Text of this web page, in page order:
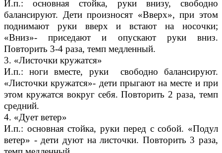
И.п.: основная стойка, руки внизу, свободно
балансируют. Дети произносят «Вверх», при этом
поднимают руки вверх и встают на носочки;
«Вниз»- приседают и опускают руки вниз.
Повторить 3-4 раза, темп медленный.
3. «Листочки кружатся»
И.п.: ноги вместе, руки свободно балансируют.
«Листочки кружатся»- дети прыгают на месте и при
этом кружатся вокруг себя. Повторить 2 раза, темп
средний.
4. «Дует ветер»
И.п.: основная стойка, руки перед с собой. «Подул
ветер» - дети дуют на листочки. Повторить 3 раза,